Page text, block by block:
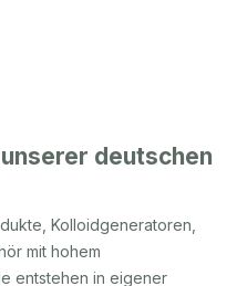
deutschen
Kolloidgeneratoren,
mit hohem
entstehen in eigener